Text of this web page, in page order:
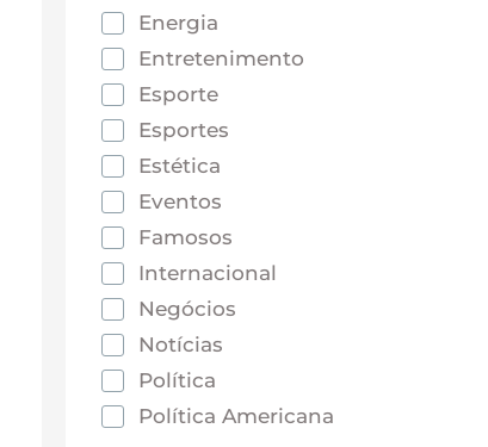
Energia
Entretenimento
Esporte
Esportes
Estética
Eventos
Famosos
Internacional
Negócios
Notícias
Política
Política Americana